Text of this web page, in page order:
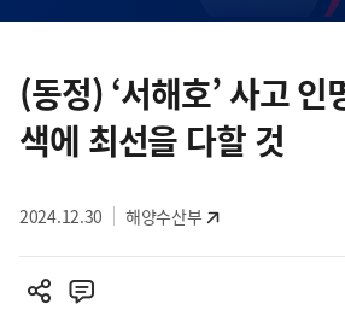
텐
츠
영
(동정) ‘서해호’ 사고 인
색에 최선을 다할 것
2024.12.30 해양수산부